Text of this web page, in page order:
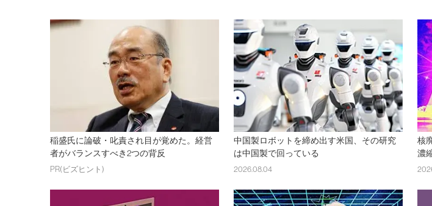
稲盛氏に論破・叱責され目が覚めた。経営
者がバランスすべき2つの背反
PR(ビズヒント)
中国製ロボットを締め出す米国、その研究
は中国製で回っている
2026.08.04
核
濃